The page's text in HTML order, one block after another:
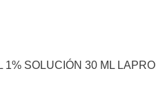
1% SOLUCIÓN 30 ML